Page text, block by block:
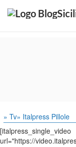
» Tv» Italpress Pillole
[italpress_single_video
url="https://